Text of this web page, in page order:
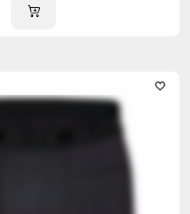
IM WARENKORB